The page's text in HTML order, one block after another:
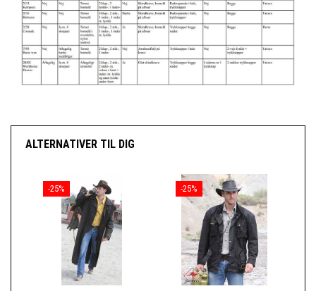
ALTERNATIVER TIL DIG
-25% -25%